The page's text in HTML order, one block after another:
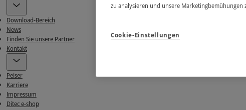
Download-Bereich
News
Finden Sie unsere Partner
Kontakt
Peiser
Karriere
Impressum
Ditec e-shop
zu analysieren und unsere Marketingbemühungen
Cookie-Einstellungen